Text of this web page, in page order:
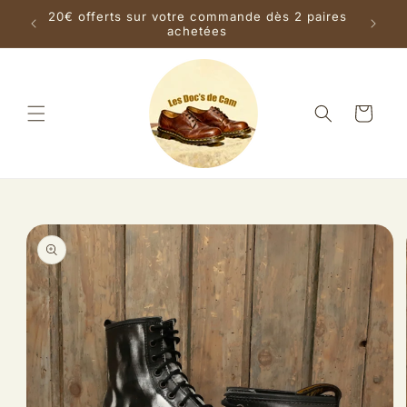
passer
contenu
20€ offerts sur votre commande dès 2 paires
achetées
Panier
Passer aux
informations
produits